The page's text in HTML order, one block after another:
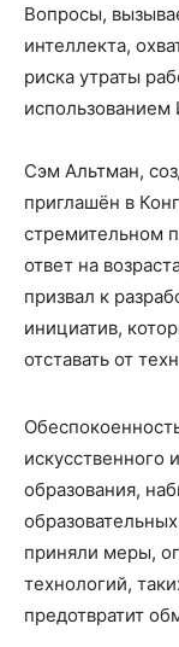
Вопросы,
интеллекта,
риска утраты
Сэм Альтман,
приглашён в
стремительном
ответ на
призвал к
инициатив,
отставать от
искусственного
образования,
приняли меры,
технологий,
предотвратит